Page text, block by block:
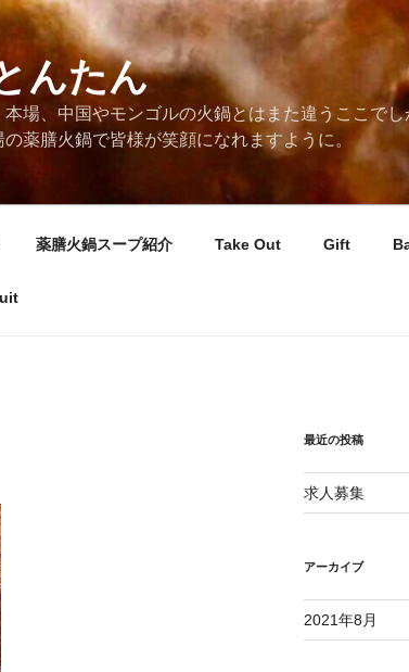
んたん
場、中国やモンゴルの火鍋とはまた違うここで
薬膳火鍋で皆様が笑顔になれますように。
薬膳火鍋スープ紹介 Take Out Gift
最近の投稿
求人募集
アーカイブ
2021年8月